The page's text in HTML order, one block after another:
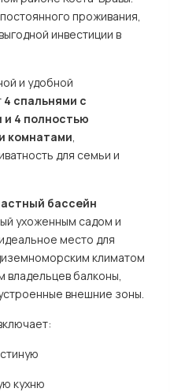
проживания,
инвестиции в
и удобной
4 спальнями с
и 4 полностью
комнатами
для семьи и
бассейн
ухоженным садом и
место для
климатом
владельцев балконы,
внешние зоны.
кухню